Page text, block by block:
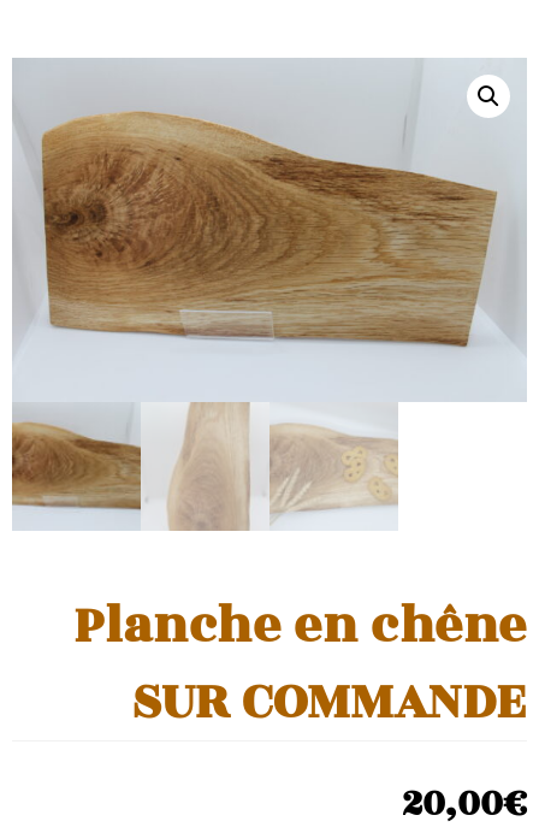
Planche en chêne
SUR COMMANDE
20,00€